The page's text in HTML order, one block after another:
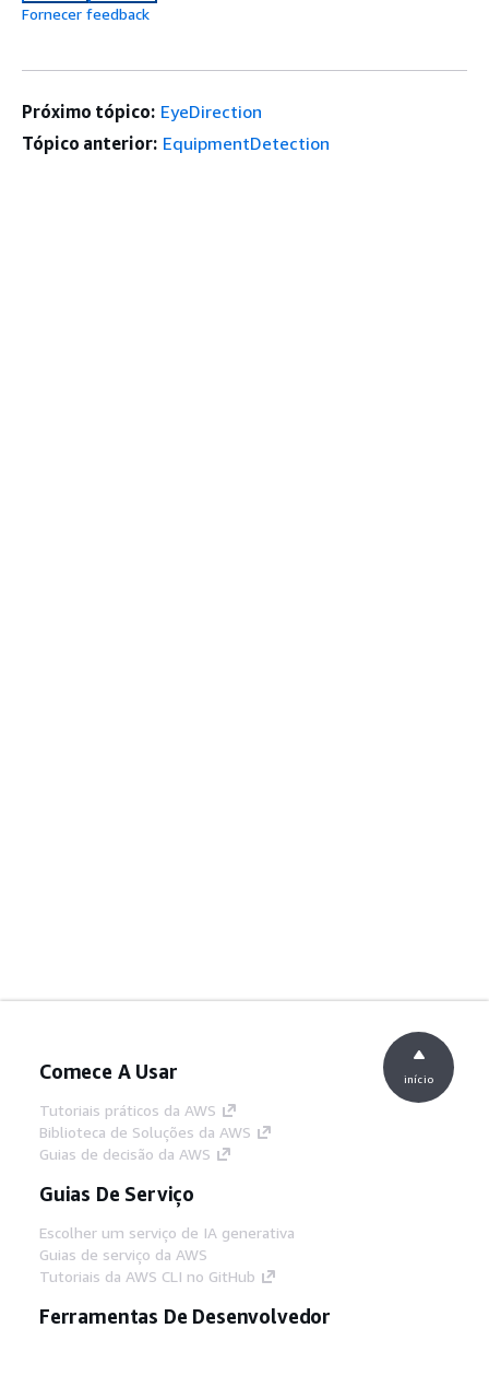
Fornecer feedback
Próximo tópico: EyeDirection
Tópico anterior: EquipmentDetection
Comece A Usar
Tutoriais práticos da AWS
Biblioteca de Soluções da AWS
Guias de decisão da AWS
Guias De Serviço
Escolher um serviço de IA generativa
Guias de serviço da AWS
Tutoriais da AWS CLI no GitHub
Ferramentas De Desenvolvedor
início